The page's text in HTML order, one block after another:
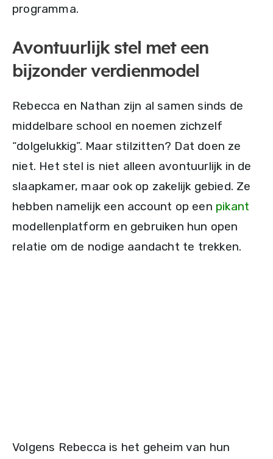
programma.
Avontuurlijk stel met een
bijzonder verdienmodel
Rebecca en Nathan zijn al samen sinds de
middelbare school en noemen zichzelf
“dolgelukkig”. Maar stilzitten? Dat doen ze
niet. Het stel is niet alleen avontuurlijk in de
slaapkamer, maar ook op zakelijk gebied. Ze
hebben namelijk een account op een pikant
modellenplatform en gebruiken hun open
relatie om de nodige aandacht te trekken.
Volgens Rebecca is het geheim van hun